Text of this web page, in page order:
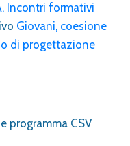
Incontri formativi
Giovani, coesione
di progettazione
programma CSV